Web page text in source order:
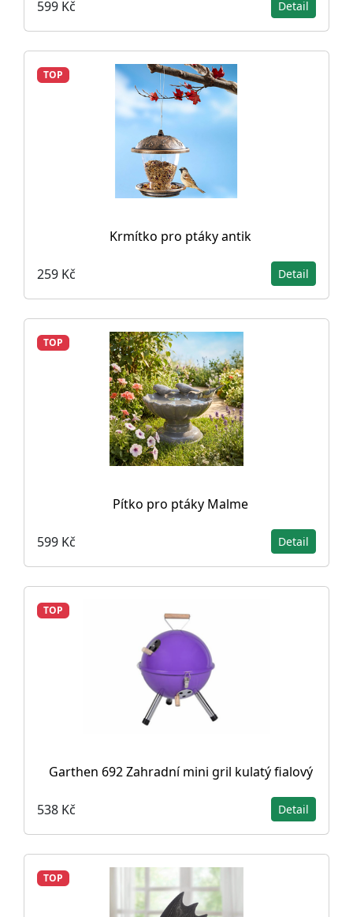
599 Kč Detail
TOP
Krmítko pro ptáky antik
259 Kč Detail
TOP
Pítko pro ptáky Malme
599 Kč Detail
TOP
Garthen 692 Zahradní mini gril kulatý fialový
538 Kč Detail
TOP